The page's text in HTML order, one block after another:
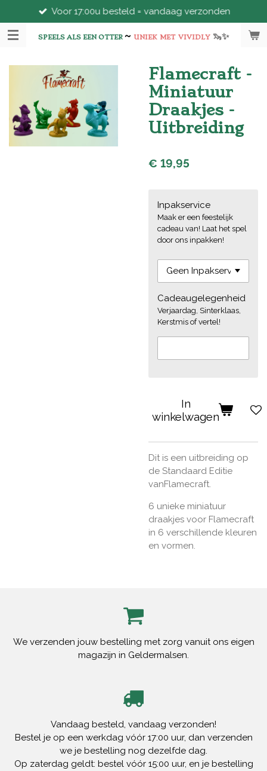
direct
naar
hoofdinhoud
SPEELS ALS EEN OTTER~ UNIEK MET VIVIDLY 🦦✨
Voor 17:00u besteld = vandaag verzonden
Flamecraft -
Miniatuur
Draakjes -
Uitbreiding
€ 19,95
Inpakservice
Maak er een feestelijk
cadeau van! Laat het spel
door ons inpakken!
Cadeaugelegenheid
Verjaardag, Sinterklaas,
Kerstmis of vertel!
In
winkelwagen
Dit is een uitbreiding op
de Standaard Editie
vanFlamecraft.
6 unieke miniatuur
draakjes voor Flamecraft
in 6 verschillende kleuren
en vormen.
We verzenden jouw bestelling met zorg vanuit ons eigen
magazijn in Geldermalsen.
Vandaag besteld, vandaag verzonden!
Bestel je op een werkdag vóór 17:00 uur, dan verzenden
we je bestelling nog dezelfde dag.
Op zaterdag geldt: bestel vóór 15:00 uur, en je bestelling